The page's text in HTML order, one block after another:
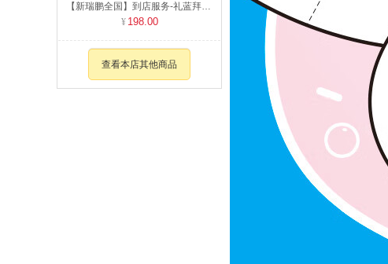
【新瑞鹏全国】到店服务-礼蓝拜耳爱沃克整盒（猫用） 0-4kg
198.00
查看本店其他商品